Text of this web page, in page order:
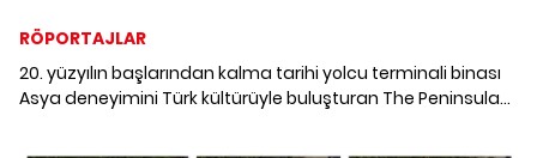
RÖPORTAJLAR
20. yüzyılın başlarından kalma tarihi yolcu terminali binası
Asya deneyimini Türk kültürüyle buluşturan The Peninsula